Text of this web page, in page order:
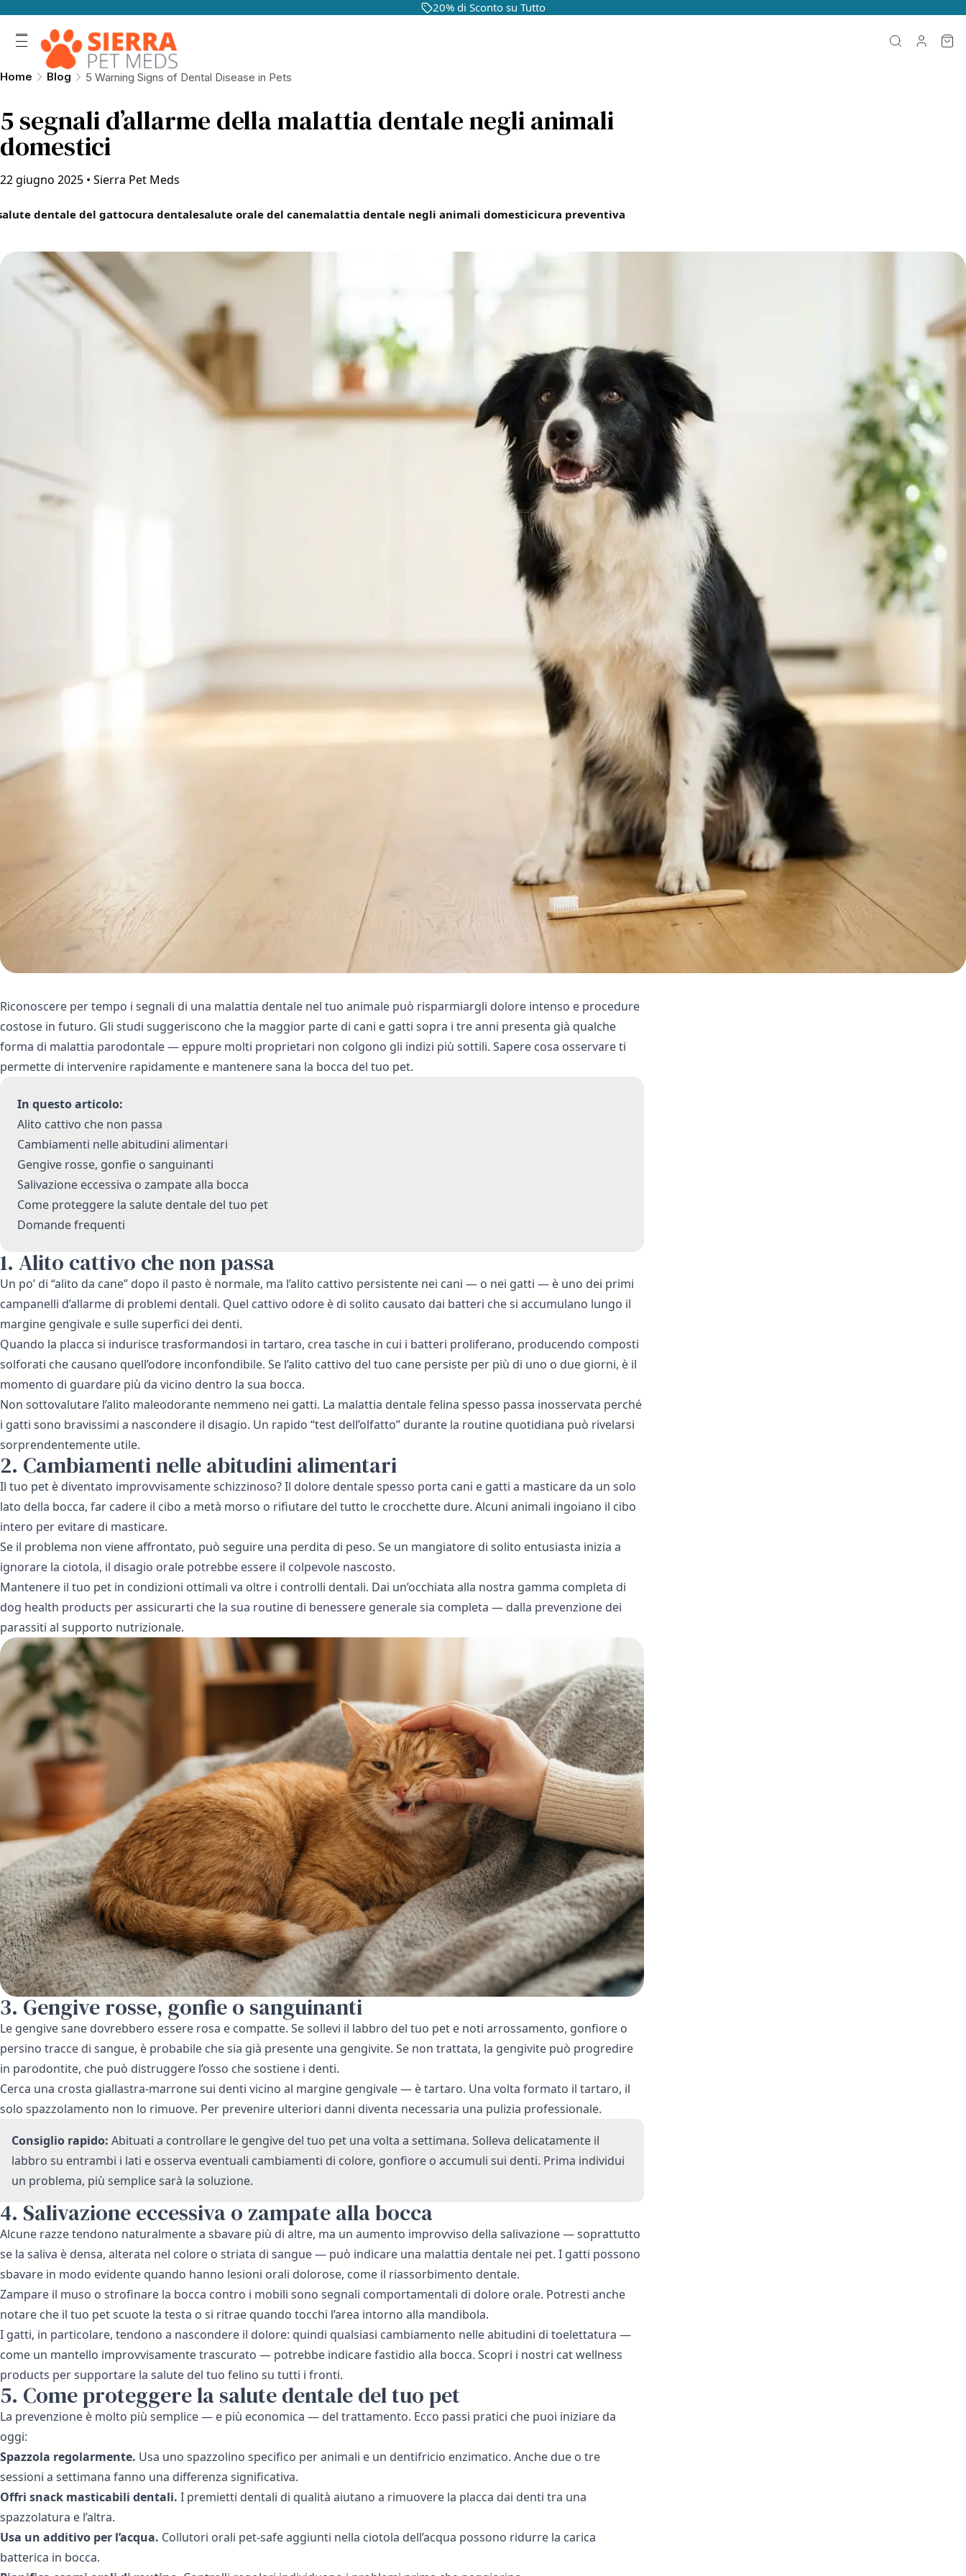
20% di Sconto su Tutto
Home Blog 5 Warning Signs of Dental Disease in Pets
5 segnali d’allarme della malattia dentale negli animali
domestici
22 giugno 2025 • Sierra Pet Meds
dentale del gattocura dentalesalute orale del canemalattia dentale negli animali domesticicura preventiva
Riconoscere per tempo i segnali di una malattia dentale nel tuo animale può risparmiargli dolore intenso e procedure
costose in futuro. Gli studi suggeriscono che la maggior parte di cani e gatti sopra i tre anni presenta già qualche
forma di malattia parodontale — eppure molti proprietari non colgono gli indizi più sottili. Sapere cosa osservare ti
permette di intervenire rapidamente e mantenere sana la bocca del tuo pet.
In questo articolo:
Alito cattivo che non passa
Cambiamenti nelle abitudini alimentari
Gengive rosse, gonfie o sanguinanti
Salivazione eccessiva o zampate alla bocca
Come proteggere la salute dentale del tuo pet
Domande frequenti
1. Alito cattivo che non passa
Un po’ di “alito da cane” dopo il pasto è normale, ma l’alito cattivo persistente nei cani — o nei gatti — è uno dei primi
campanelli d’allarme di problemi dentali. Quel cattivo odore è di solito causato dai batteri che si accumulano lungo il
margine gengivale e sulle superfici dei denti.
Quando la placca si indurisce trasformandosi in tartaro, crea tasche in cui i batteri proliferano, producendo composti
solforati che causano quell’odore inconfondibile. Se l’alito cattivo del tuo cane persiste per più di uno o due giorni, è il
momento di guardare più da vicino dentro la sua bocca.
Non sottovalutare l’alito maleodorante nemmeno nei gatti. La malattia dentale felina spesso passa inosservata perché
i gatti sono bravissimi a nascondere il disagio. Un rapido “test dell’olfatto” durante la routine quotidiana può rivelarsi
sorprendentemente utile.
2. Cambiamenti nelle abitudini alimentari
Il tuo pet è diventato improvvisamente schizzinoso? Il dolore dentale spesso porta cani e gatti a masticare da un solo
lato della bocca, far cadere il cibo a metà morso o rifiutare del tutto le crocchette dure. Alcuni animali ingoiano il cibo
intero per evitare di masticare.
Se il problema non viene affrontato, può seguire una perdita di peso. Se un mangiatore di solito entusiasta inizia a
ignorare la ciotola, il disagio orale potrebbe essere il colpevole nascosto.
Mantenere il tuo pet in condizioni ottimali va oltre i controlli dentali. Dai un’occhiata alla nostra gamma completa di
dog health products per assicurarti che la sua routine di benessere generale sia completa — dalla prevenzione dei
parassiti al supporto nutrizionale.
3. Gengive rosse, gonfie o sanguinanti
Le gengive sane dovrebbero essere rosa e compatte. Se sollevi il labbro del tuo pet e noti arrossamento, gonfiore o
persino tracce di sangue, è probabile che sia già presente una gengivite. Se non trattata, la gengivite può progredire
in parodontite, che può distruggere l’osso che sostiene i denti.
Cerca una crosta giallastra-marrone sui denti vicino al margine gengivale — è tartaro. Una volta formato il tartaro, il
solo spazzolamento non lo rimuove. Per prevenire ulteriori danni diventa necessaria una pulizia professionale.
Consiglio rapido: Abituati a controllare le gengive del tuo pet una volta a settimana. Solleva delicatamente il
labbro su entrambi i lati e osserva eventuali cambiamenti di colore, gonfiore o accumuli sui denti. Prima individui
un problema, più semplice sarà la soluzione.
4. Salivazione eccessiva o zampate alla bocca
Alcune razze tendono naturalmente a sbavare più di altre, ma un aumento improvviso della salivazione — soprattutto
se la saliva è densa, alterata nel colore o striata di sangue — può indicare una malattia dentale nei pet. I gatti possono
sbavare in modo evidente quando hanno lesioni orali dolorose, come il riassorbimento dentale.
Zampare il muso o strofinare la bocca contro i mobili sono segnali comportamentali di dolore orale. Potresti anche
notare che il tuo pet scuote la testa o si ritrae quando tocchi l’area intorno alla mandibola.
I gatti, in particolare, tendono a nascondere il dolore: quindi qualsiasi cambiamento nelle abitudini di toelettatura —
come un mantello improvvisamente trascurato — potrebbe indicare fastidio alla bocca. Scopri i nostri cat wellness
products per supportare la salute del tuo felino su tutti i fronti.
5. Come proteggere la salute dentale del tuo pet
La prevenzione è molto più semplice — e più economica — del trattamento. Ecco passi pratici che puoi iniziare da
oggi:
Spazzola regolarmente. Usa uno spazzolino specifico per animali e un dentifricio enzimatico. Anche due o tre
sessioni a settimana fanno una differenza significativa.
Offri snack masticabili dentali. I premietti dentali di qualità aiutano a rimuovere la placca dai denti tra una
spazzolatura e l’altra.
Usa un additivo per l’acqua. Collutori orali pet-safe aggiunti nella ciotola dell’acqua possono ridurre la carica
batterica in bocca.